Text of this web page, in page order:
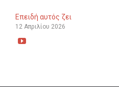
Επειδή αυτός ζει
12 Απριλίου 2026
